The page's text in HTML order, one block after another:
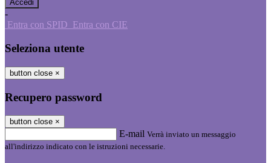
-
Entra con SPID Entra con CIE
Seleziona utente
button close ×
Recupero password
button close ×
E-mail Verrà inviato un messaggio
all'indirizzo indicato con le istruzioni necessarie.